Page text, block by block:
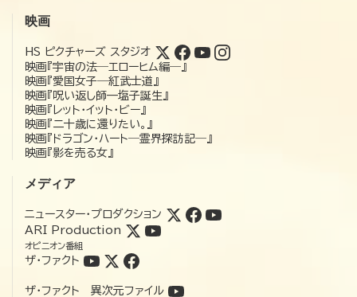
映画
HS ピクチャーズ スタジオ
映画『宇宙の法―エローヒム編―』
映画『愛国女子―紅武士道』
映画『呪い返し師—塩子誕生』
映画『レット・イット・ビー』
映画『二十歳に還りたい。』
映画『ドラゴン・ハート―霊界探訪記―』
映画『影を売る女』
メディア
ニュースター・プロダクション
ARI Production
オピニオン番組
ザ・ファクト
ザ・ファクト 異次元ファイル